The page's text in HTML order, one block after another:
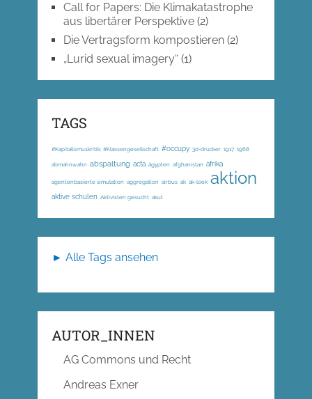
Call for Papers: Die Klimakatastrophe
aus libertärer Perspektive(2)
Die Vertragsform kompostieren(2)
„Lurid sexual imagery“ (1)
TAGS
#Kapitalismuskritik; #Klassengesellschaft #occupy 3d-drucker 1917 1968
abmahnwahn abspaltung acta ägypten afghanistan afrika
agentenbasierte simulation aggregation airbus ak ak-loek aktion
aktive schulen Aktivisten gesucht akut
► Alle Tags ansehen
AUTOR_INNEN
AG Commons und Recht
Andreas Exner